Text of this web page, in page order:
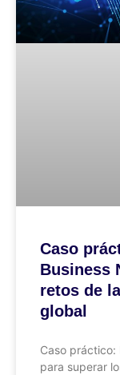
Caso
Business
retos de
global
Caso práctico:
para superar